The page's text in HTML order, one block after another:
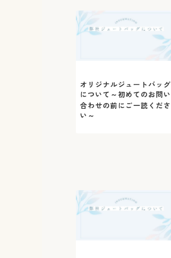
オリジナルジュートバッグ
について～初めてのお問い
合わせの前にご一読くださ
い～